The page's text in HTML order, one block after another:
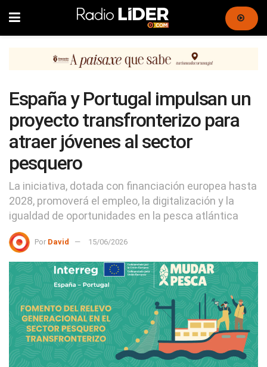
España y Portugal impulsan un
proyecto transfronterizo para
atraer jóvenes al sector
pesquero
La iniciativa, dotada con financiación europea hasta
2028, promoverá el empleo, la digitalización y la
igualdad de oportunidades en la pesca atlántica
Por David 15/06/2026